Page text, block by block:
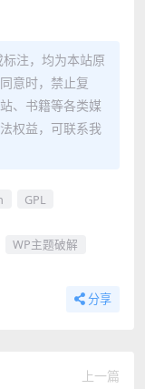
注，均为本站原
意时，禁止复
、书籍等各类媒
权益，可联系我
GPL
WP主题破解
分享
上一篇